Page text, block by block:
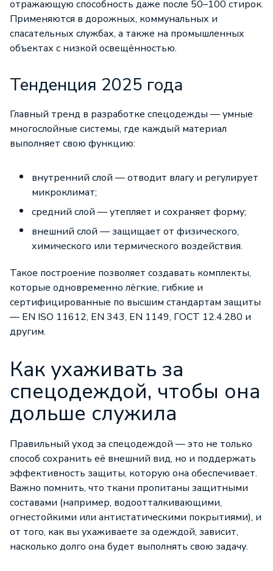
отражающую способность даже после 50–100 стирок.
Применяются в дорожных, коммунальных и
спасательных службах, а также на промышленных
объектах с низкой освещённостью.
Тенденция 2025 года
Главный тренд в разработке спецодежды — умные
многослойные системы, где каждый материал
выполняет свою функцию:
внутренний слой — отводит влагу и регулирует
микроклимат;
средний слой — утепляет и сохраняет форму;
внешний слой — защищает от физического,
химического или термического воздействия.
Такое построение позволяет создавать комплекты,
которые одновременно лёгкие, гибкие и
сертифицированные по высшим стандартам защиты
— EN ISO 11612, EN 343, EN 1149, ГОСТ 12.4.280 и
другим.
Как ухаживать за
спецодеждой, чтобы она
дольше служила
Правильный уход за спецодеждой — это не только
способ сохранить её внешний вид, но и поддержать
эффективность защиты, которую она обеспечивает.
Важно помнить, что ткани пропитаны защитными
составами (например, водоотталкивающими,
огнестойкими или антистатическими покрытиями), и
от того, как вы ухаживаете за одеждой, зависит,
насколько долго она будет выполнять свою задачу.